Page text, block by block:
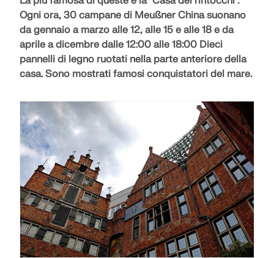
Ogni ora, 30 campane di Meußner China suonano
da gennaio a marzo alle 12, alle 15 e alle 18 e da
aprile a dicembre dalle 12:00 alle 18:00 Dieci
pannelli di legno ruotati nella parte anteriore della
casa. Sono mostrati famosi conquistatori del mare.